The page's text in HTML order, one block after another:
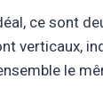
ce sont
verticaux,
le